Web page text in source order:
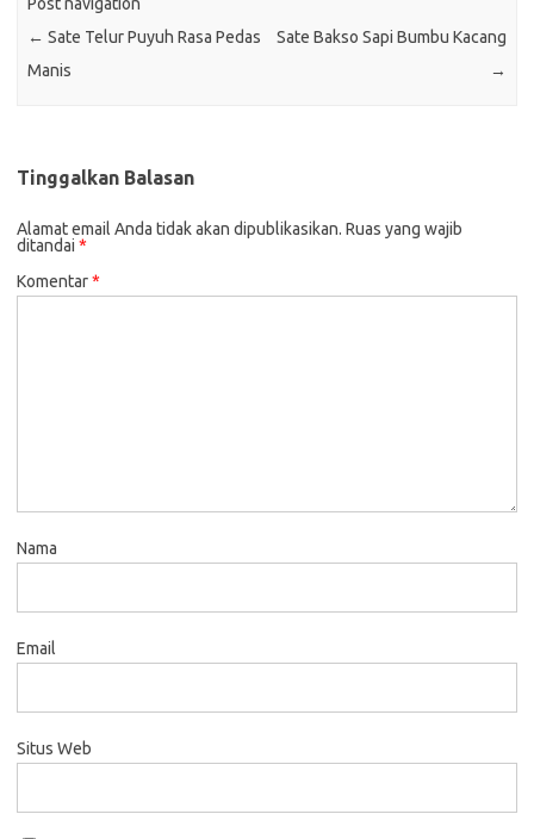
← Sate Telur Puyuh Rasa Pedas
Manis
Sate Bakso Sapi Bumbu Kacang
→
Tinggalkan Balasan
Alamat email Anda tidak akan dipublikasikan. Ruas yang wajib
ditandai *
Komentar*
Nama
Email
Situs Web